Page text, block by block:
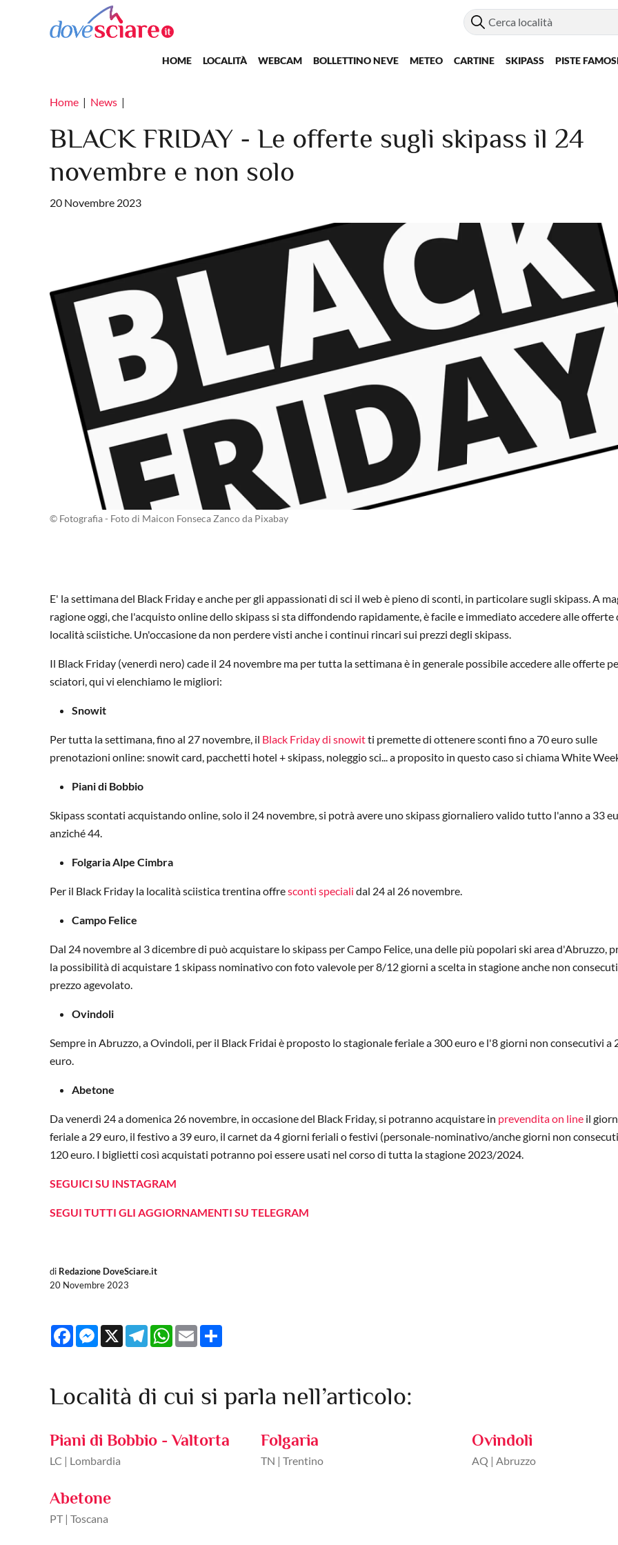
Salta al contenuto principale
Main navigation
HOME LOCALITÀ WEBCAM BOLLETTINO NEVE METEO CARTINE SKIPASS PISTE
Home News
BLACK FRIDAY - Le offerte sugli skipass il 24
novembre e non solo
20 Novembre 2023
© Fotografia - Foto di Maicon Fonseca Zanco da Pixabay
E' la settimana del Black Friday e anche per gli appassionati di sci il web è pieno di sconti, in particolare sugli skipass. A
ragione oggi, che l'acquisto online dello skipass si sta diffondendo rapidamente, è facile e immediato accedere alle offerte
località sciistiche. Un'occasione da non perdere visti anche i continui rincari sui prezzi degli skipass.
Il Black Friday (venerdì nero) cade il 24 novembre ma per tutta la settimana è in generale possibile accedere alle offerte
sciatori, qui vi elenchiamo le migliori:
Snowit
Per tutta la settimana, fino al 27 novembre, il Black Friday di snowitti premette di ottenere sconti fino a 70 euro sulle
prenotazioni online: snowit card, pacchetti hotel + skipass, noleggio sci... a proposito in questo caso si chiama White
Piani di Bobbio
Skipass scontati acquistando online, solo il 24 novembre, si potrà avere uno skipass giornaliero valido tutto l'anno a 33
anziché 44.
Folgaria Alpe Cimbra
Per il Black Friday la località sciistica trentina offresconti speciali dal 24 al 26 novembre.
Campo Felice
Dal 24 novembre al 3 dicembre di può acquistare lo skipass per Campo Felice, una delle più popolari ski area d'Abruzzo,
la possibilità di acquistare 1 skipass nominativo con foto valevole per 8/12 giorni a scelta in stagione anche non
prezzo agevolato.
Ovindoli
Sempre in Abruzzo, a Ovindoli, per il Black Fridai è proposto lo stagionale feriale a 300 euro e l'8 giorni non consecutivi a
euro.
Abetone
Da venerdì 24 a domenica 26 novembre, in occasione del Black Friday, si potranno acquistare in prevendita on line il
feriale a 29 euro, il festivo a 39 euro, il carnet da 4 giorni feriali o festivi (personale-nominativo/anche giorni non
120 euro. I biglietti così acquistati potranno poi essere usati nel corso di tutta la stagione 2023/2024.
SEGUICI SU INSTAGRAM
SEGUI TUTTI GLI AGGIORNAMENTI SU TELEGRAM
di Redazione DoveSciare.it
20 Novembre 2023
FacebookMessenger
X TelegramWhatsApp
Email
Località di cui si parla nell’articolo:
Piani di Bobbio - Valtorta
LC | Lombardia
Folgaria
TN | Trentino
Ovindoli
AQ | Abruzzo
Abetone
PT | Toscana